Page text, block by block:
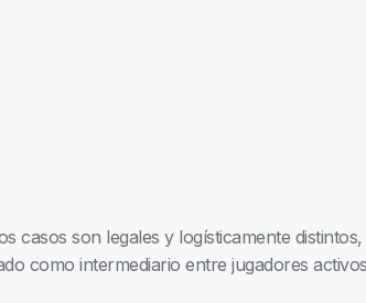
casos son legales y logísticamente
como intermediario entre jugadores